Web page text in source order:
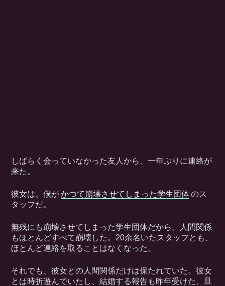
しばらく会っていなかった友人から、一年ぶりに連絡が
来た。
彼女は、僕が かつて崩壊させてしまった学生団体 のス
タッフだ。
無残にも崩壊させてしまった学生団体だから、人間関係
もほとんどすべて崩壊した。20余名いたスタッフとも、
ほとんど連絡を取ることはなくなった。
それでも、彼女との人間関係だけは保たれていた。彼女
とは時折遊んでいたし、結婚する報告も昨年受けた。旦